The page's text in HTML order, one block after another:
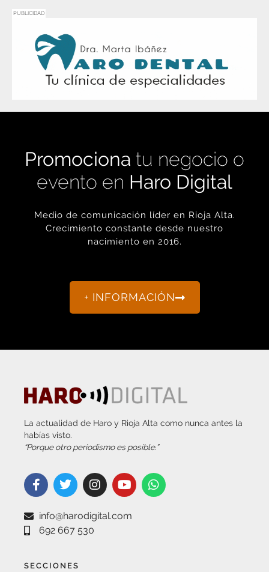
PUBLICIDAD
Promociona tu negocio o
evento en Haro Digital
Medio de comunicación líder en Rioja Alta.
Crecimiento constante desde nuestro
nacimiento en 2016.
+ INFORMACIÓN
La actualidad de Haro y Rioja Alta como nunca antes la
habías visto.
“Porque otro periodismo es posible.”
info@harodigital.com
692 667 530
SECCIONES